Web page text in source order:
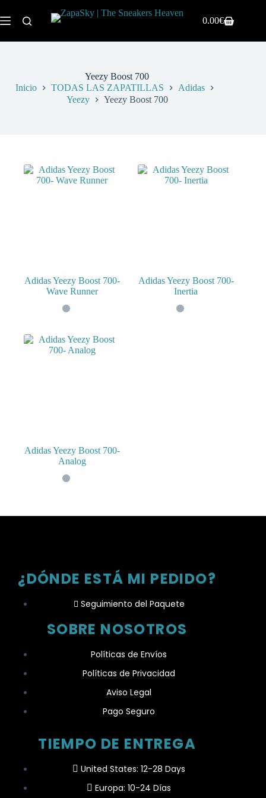
0.00€
Yeezy Boost 700
Inicio
TODAS LAS ZAPATILLAS
Adidas
Yeezy
Yeezy Boost 700
Adidas Yeezy Boost 700-
Wave Runner
Adidas Yeezy Boost 700-
Inertia
Adidas Yeezy Boost 700-
Analog
¿DÓNDE ESTÁ MI PEDIDO?
Seguimiento del Paquete
SOBRE NOSOTROS
Políticas de Envíos
Políticas de Privacidad
Aviso Legal
Pago Seguro
TIEMPO DE ENTREGA
United States: 12-28 Days
Europa: 10-24 Días